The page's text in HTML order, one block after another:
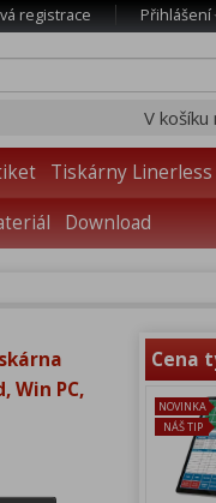
registrace Přihlášení
V
Tiskárny Linerless
Download
Win PC,
Cena
NOVINKA
NÁŠ TIP